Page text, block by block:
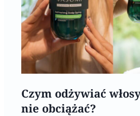
Czym odżywiać
nie obciążać?